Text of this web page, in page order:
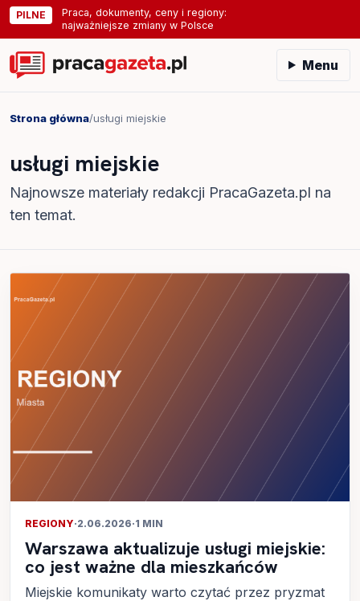
PILNE
Praca, dokumenty, ceny i regiony:
najważniejsze zmiany w Polsce
Menu
Strona główna/usługi miejskie
usługi miejskie
Najnowsze materiały redakcji PracaGazeta.pl na
ten temat.
REGIONY·2.06.2026·1 MIN
Warszawa aktualizuje usługi miejskie:
co jest ważne dla mieszkańców
Miejskie komunikaty warto czytać przez pryzmat